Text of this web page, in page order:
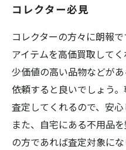
コレクター必見
コレクターの方々に朗報
アイテムを高価買取して
少価値の高い品物などが
依頼すると良いでしょう
査定してくれるので、安心
また、自宅にある不用品
の方であれば査定対象に